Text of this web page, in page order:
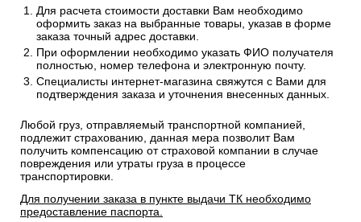
Для расчета стоимости доставки Вам необходимо
оформить заказ на выбранные товары, указав в форме
заказа точный адрес доставки.
При оформлении необходимо указать ФИО получателя
полностью, номер телефона и электронную почту.
Специалисты интернет-магазина свяжутся с Вами для
подтверждения заказа и уточнения внесенных данных.
Любой груз, отправляемый транспортной компанией,
подлежит страхованию, данная мера позволит Вам
получить компенсацию от страховой компании в случае
повреждения или утраты груза в процессе
транспортировки.
Для получении заказа в пункте выдачи ТК необходимо
предоставление паспорта.